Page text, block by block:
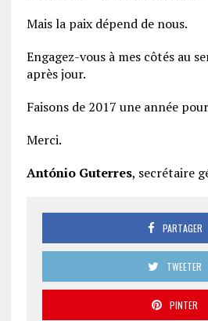
Mais la paix dépend de nous.
Engagez-vous à mes côtés au
après jour.
Faisons de 2017 une année
Merci.
António Guterres, secrétaire
PARTAGER
TWEETER
PINTER